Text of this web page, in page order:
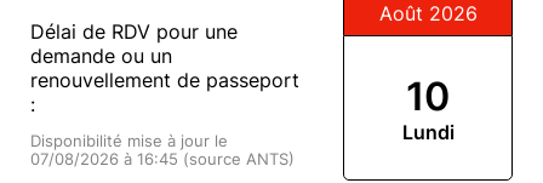
Délai de RDV pour une
demande ou un
renouvellement de passeport
:
Disponibilité mise à jour le
07/08/2026 à 16:45 (source ANTS)
Août 2026
10
Lundi